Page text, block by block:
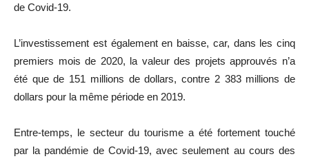
de Covid-19.
L’investissement est également en baisse, car, dans les cinq
premiers mois de 2020, la valeur des projets approuvés n’a
été que de 151 millions de dollars, contre 2 383 millions de
dollars pour la même période en 2019.
Entre-temps, le secteur du tourisme a été fortement touché
par la pandémie de Covid-19, avec seulement au cours des